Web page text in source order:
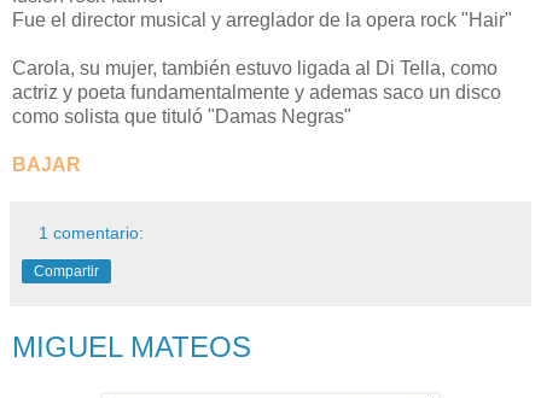
Fue el director musical y arreglador de la opera rock "Hair"
Carola, su mujer, también estuvo ligada al Di Tella, como
actriz y poeta fundamentalmente y ademas saco un disco
como solista que tituló "Damas Negras"
BAJAR
1 comentario:
Compartir
MIGUEL MATEOS